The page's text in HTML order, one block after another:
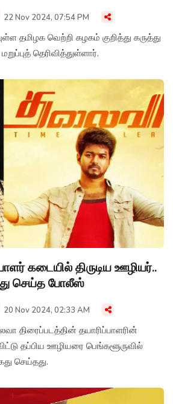
22 Nov 2024, 07:54 PM
கழகம் குறித்து கருத்து
தெரிவித்துள்ளார்.
கடையில் திருடிய ஊழியர்..
செய்த போலீஸ்
20 Nov 2024, 02:33 AM
திரைப்படத்தின் தயாரிப்பாளரின்
தப்பிய ஊழியரை பெங்களூருவில்
செய்தது.